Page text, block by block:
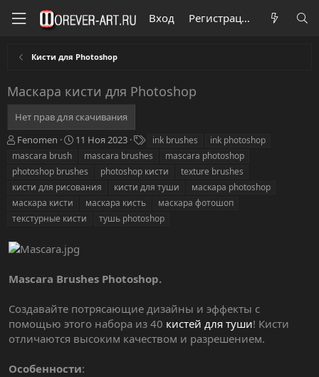
Вход Регистрация
Кисти для Photoshop
Маскара кисти для Photoshop
Нет прав для скачивания
А
в
т
о
р
Fenomen
Д
т
а
с
з
н
я
11 Ноя 2023
е
и
ink brushes
ink photoshop
mascara brush
mascara brushes
mascara photoshop
photoshop brushes
photoshop кисти
texture brushes
кисти для рисования
кисти для туши
маскара photoshop
маскара кисти
маскара кисть
маскара фотошоп
текстурные кисти
тушь photoshop
Mascara Brushes Photoshop.
Создавайте потрясающие дизайны и эффекты с
помощью этого набора из 40 кистей для туши! Кисти
отличаются высоким качеством и разрешением.
Особенности: